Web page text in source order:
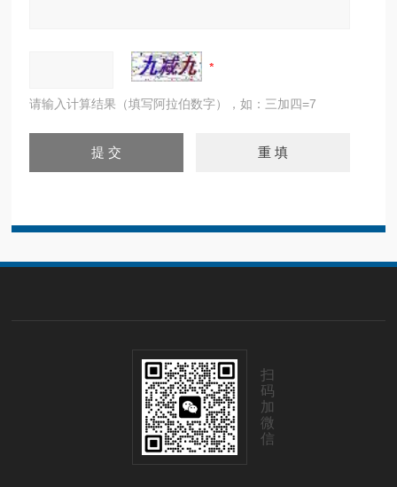
请输入计算结果（填写阿拉伯数字），如：三加四=7
扫
码
加
微
信